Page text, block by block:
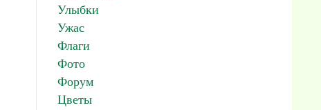
Улыбки
Ужас
Флаги
Фото
Форум
Цветы